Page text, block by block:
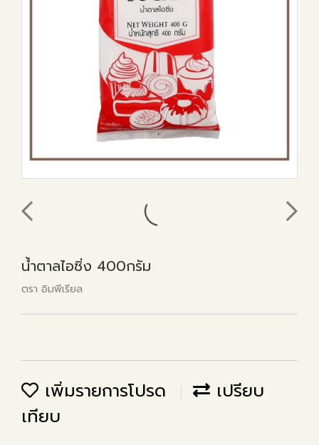
น้ำตาลไอซิ่ง 400กรัม
ตรา อิมพีเรียล
เพิ่มรายการโปรด
เปรียบ
เทียบ